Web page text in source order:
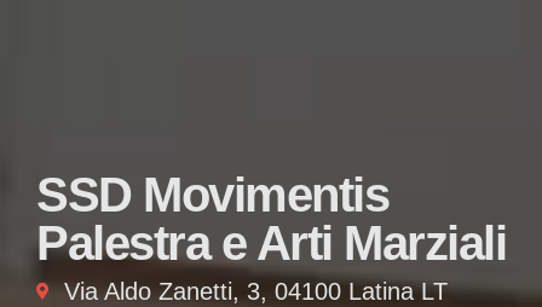
SSD Movimentis
Palestra e Arti Marziali
Via Aldo Zanetti, 3, 04100 Latina LT